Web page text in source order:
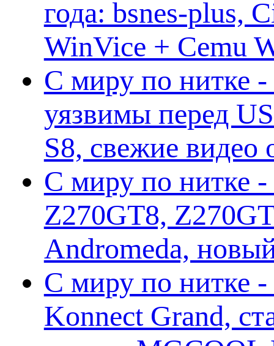
года: bsnes-plus,
WinVice + Cemu
С миру по нитке
уязвимы перед
S8, свежие
С миру по нитке -
Z270GT8,
Andromeda,
С миру по нитке -
Konnect Grand,